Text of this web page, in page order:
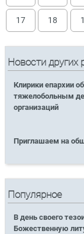
17 18
Новости других
Клирики епархии
тяжелобольным
организаций
Приглашаем на
Популярное
В день своего
Божественную